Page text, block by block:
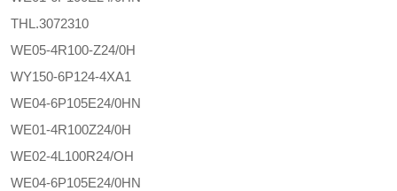
THL.3072310
WE05-4R100-Z24/0H
WY150-6P124-4XA1
WE04-6P105E24/0HN
WE01-4R100Z24/0H
WE02-4L100R24/OH
WE04-6P105E24/0HN